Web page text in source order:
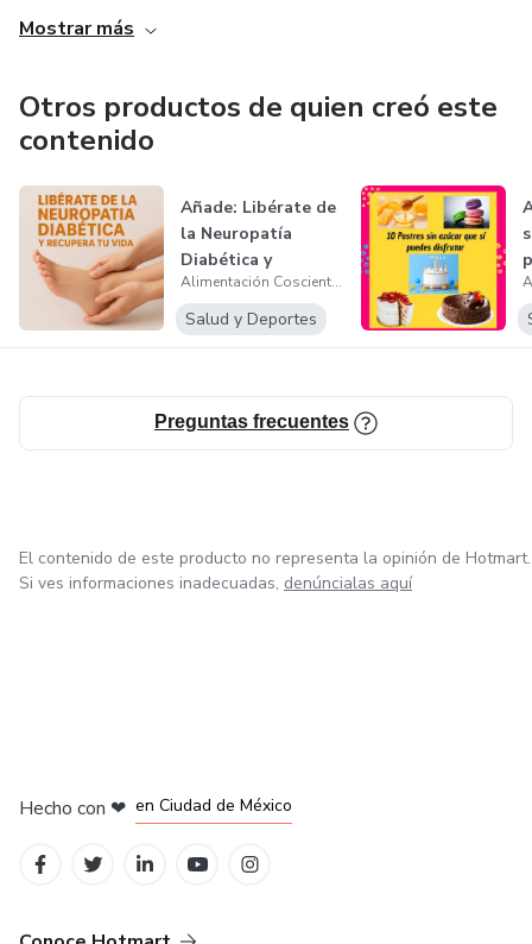
sin complicaciones y fácil de aplicar en su vida diaria.
complementar tu proceso y ayudarte a obtener mejores
resultados:
🎁 Lista de Compras Antiinflamatoria
🎁 12 Alimentos que Están Empeorando el Ardor y
Hormigueo en tus Pies
🎁 Checklist del Reto 30 Días
🎁 Calendario de Seguimiento
Reducir el Ardor
Mostrar más
Otros productos de quien creó este
contenido
Añade: Libérate de
la Neuropatía
Diabética y
Recupera tu Vid... Alimentación Cosciente Oficial
Salud y Deportes
Preguntas frecuentes
El contenido de este producto no representa la opinión de Hotmart.
Si ves informaciones inadecuadas, denúncialas aquí
Hecho con ❤ en Ciudad de México